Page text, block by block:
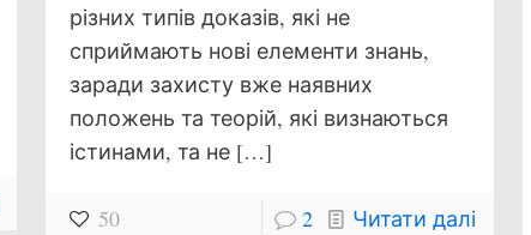
різних типів доказів, які не
сприймають нові елементи знань,
заради захисту вже наявних
положень та теорій, які визнаються
істинами, та не[…]
50 2 Читати далі